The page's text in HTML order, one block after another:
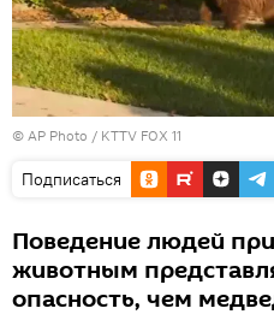
© AP Photo / KTTV FOX 11
Подписаться
Поведение людей
животным
опасность, чем